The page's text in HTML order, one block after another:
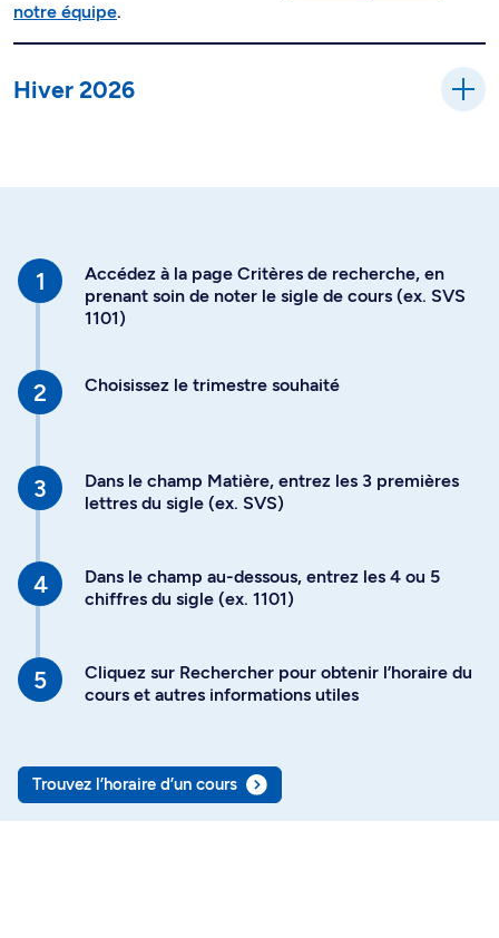
notre équipe.
Hiver 2026
Accédez à la page Critères de recherche, en
prenant soin de noter le sigle de cours (ex. SVS
1101)
Choisissez le trimestre souhaité
Dans le champ Matière, entrez les 3 premières
lettres du sigle (ex. SVS)
Dans le champ au-dessous, entrez les 4 ou 5
chiffres du sigle (ex. 1101)
Cliquez sur Rechercher pour obtenir l’horaire du
cours et autres informations utiles
Trouvez l’horaire d’un cours